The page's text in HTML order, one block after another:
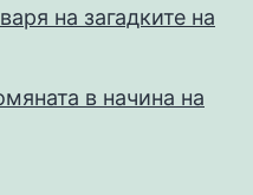
на загадките на
в начина на